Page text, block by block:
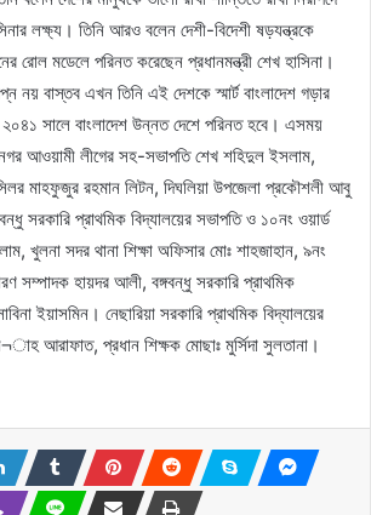
লক্ষ্য। তিনি আরও বলেন দেশী-বিদেশী ষড়যন্ত্রকে
রোল মডেলে পরিনত করেছেন প্রধানমন্ত্রী শেখ হাসিনা।
নয় বাস্তব এখন তিনি এই দেশকে স্মার্ট বাংলাদেশ গড়ার
সালে বাংলাদেশ উন্নত দেশে পরিনত হবে। এসময়
আওয়ামী লীগের সহ-সভাপতি শেখ শহিদুল ইসলাম,
মাহফুজুর রহমান লিটন, দিঘলিয়া উপজেলা প্রকৌশলী আবু
সরকারি প্রাথমিক বিদ্যালয়ের সভাপতি ও ১০নং ওয়ার্ড
খুলনা সদর থানা শিক্ষা অফিসার মোঃ শাহজাহান, ৯নং
সম্পাদক হায়দর আলী, বঙ্গবন্ধু সরকারি প্রাথমিক
ইয়াসমিন। নেছারিয়া সরকারি প্রাথমিক বিদ্যালয়ের
আরাফাত, প্রধান শিক্ষক মোছাঃ মুর্সিদা সুলতানা।